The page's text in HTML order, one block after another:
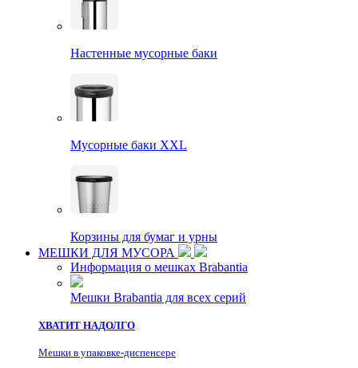
Настенные мусорные баки
Мусорные баки XXL
Корзины для бумаг и урны
МЕШКИ ДЛЯ МУСОРА
Информация о мешках Brabantia
Мешки Brabantia для всех серий
ХВАТИТ НАДОЛГО
Мешки в упаковке-диспенсере